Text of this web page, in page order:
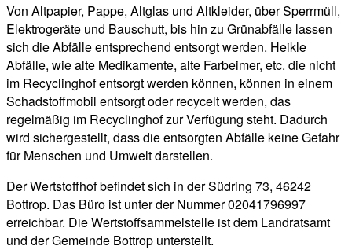
Von Altpapier, Pappe, Altglas und Altkleider, über Sperrmüll,
Elektrogeräte und Bauschutt, bis hin zu Grünabfälle lassen
sich die Abfälle entsprechend entsorgt werden. Heikle
Abfälle, wie alte Medikamente, alte Farbeimer, etc. die nicht
im Recyclinghof entsorgt werden können, können in einem
Schadstoffmobil entsorgt oder recycelt werden, das
regelmäßig im Recyclinghof zur Verfügung steht. Dadurch
wird sichergestellt, dass die entsorgten Abfälle keine Gefahr
für Menschen und Umwelt darstellen.
Der Wertstoffhof befindet sich in der Südring 73, 46242
Bottrop. Das Büro ist unter der Nummer 02041796997
erreichbar. Die Wertstoffsammelstelle ist dem Landratsamt
und der Gemeinde Bottrop unterstellt.